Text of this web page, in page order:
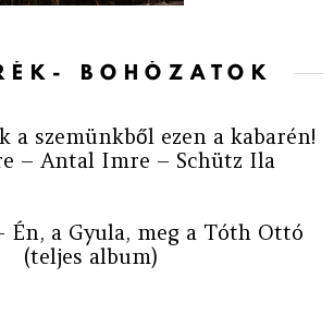
BOHÓZATOK
a szemünkből ezen a kabarén!
– Antal Imre – Schütz Ila
Én, a Gyula, meg a Tóth Ottó
(teljes album)